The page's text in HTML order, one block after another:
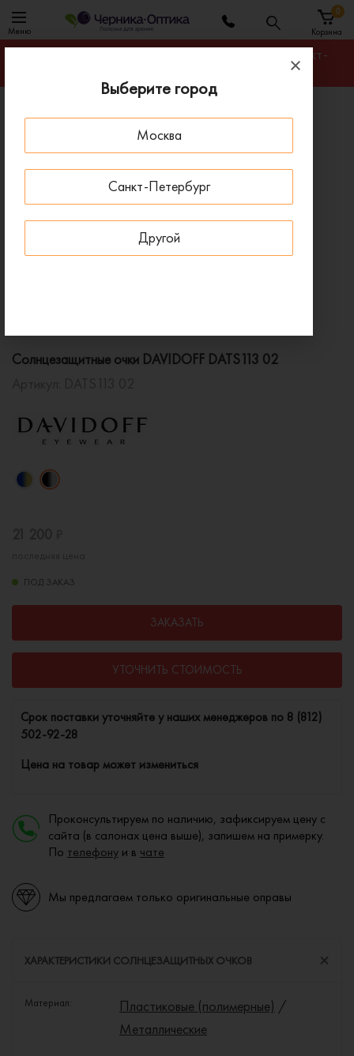
Выберите город
Москва
Санкт-Петербург
Другой
Меню Корзина
0
Гарантируем лучшую цену на любую оправу в Санкт-
Главная
Солнцезащитные очки
Солнцезащитные очки DAVIDOFF DATS113 02
Солнцезащитные очки DAVIDOFF DATS113 02
ПОД ЗАКАЗ
ЗАКАЗАТЬ
УТОЧНИТЬ СТОИМОСТЬ
Cрок поставки уточняйте у наших менеджеров по 8 (812)
502-92-28
Цена на товар может измениться
Проконсультируем по наличию, зафиксируем цену с
сайта (в салонах цена выше), запишем на примерку.
По телефону и в чате
Мы предлагаем только оригинальные оправы
ХАРАКТЕРИСТИКИ СОЛНЦЕЗАЩИТНЫХ ОЧКОВ
Материал: Пластиковые (полимерные) /
Металлические
ПОД ЗАКАЗ